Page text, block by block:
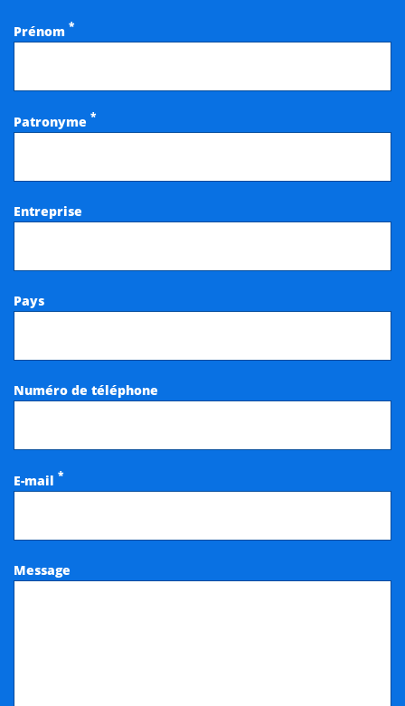
Prénom *
Patronyme *
Entreprise
Pays
Numéro de téléphone
E-mail *
Message